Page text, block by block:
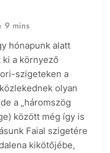
9 mins
hónapunk alatt
a környező
szigeteken a
olyan
a „háromszög
között még így is
Faial szigetére
kikötőjébe,